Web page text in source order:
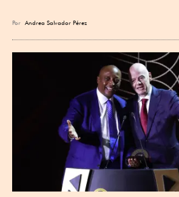
Por Andrea Salvador Pérez